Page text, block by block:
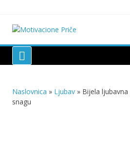
content
Motivacione
Naslovnica » Ljubav » Bijela
snagu